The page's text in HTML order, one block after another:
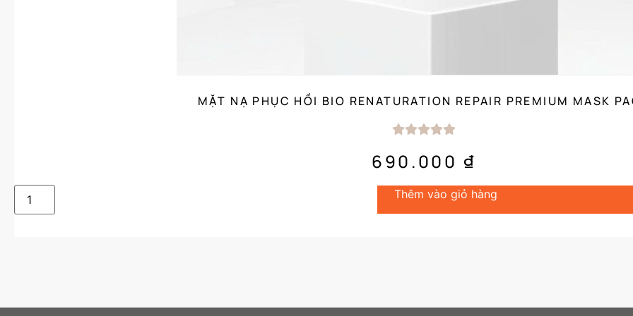
MẶT NẠ PHỤC HỒI BIO RENATURATION REPAIR PREMIUM MASK
690.000 ₫
Thêm vào giỏ hàng